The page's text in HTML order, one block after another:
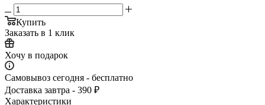
Купить
Заказать в 1 клик
Хочу в подарок
Самовывоз сегодня - бесплатно
Доставка завтра - 390 ₽
Характеристики